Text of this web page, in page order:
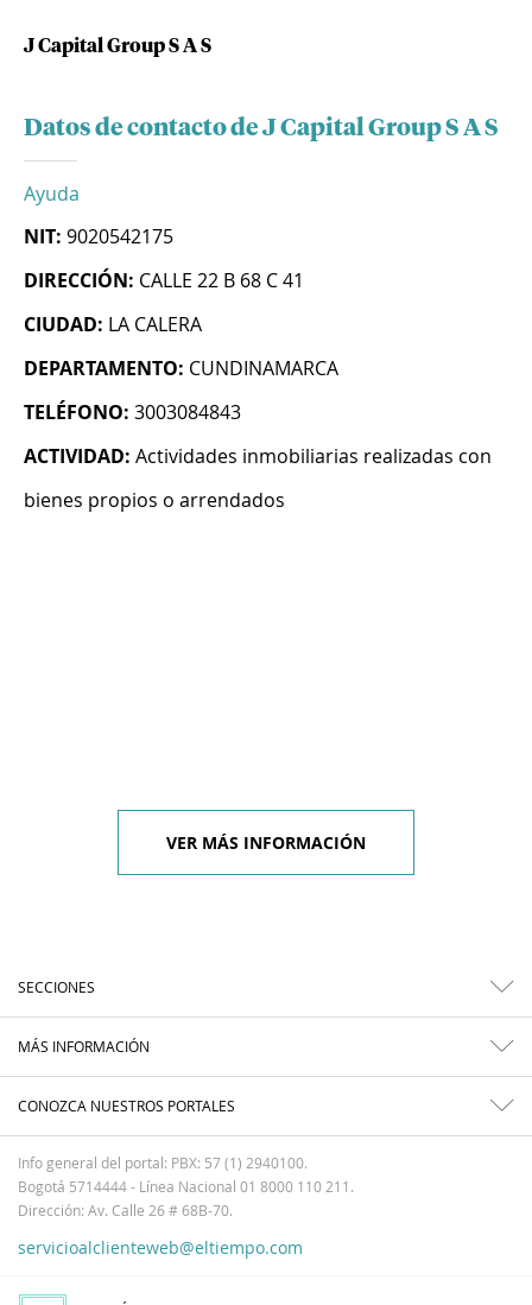
J Capital Group S A S
Datos de contacto de J Capital Group S A S
Ayuda
NIT: 9020542175
DIRECCIÓN: CALLE 22 B 68 C 41
CIUDAD: LA CALERA
DEPARTAMENTO: CUNDINAMARCA
TELÉFONO: 3003084843
ACTIVIDAD: Actividades inmobiliarias realizadas con
bienes propios o arrendados
VER MÁS INFORMACIÓN
SECCIONES
MÁS INFORMACIÓN
CONOZCA NUESTROS PORTALES
Info general del portal: PBX: 57 (1) 2940100.
Bogotá 5714444 - Línea Nacional 01 8000 110 211.
Dirección: Av. Calle 26 # 68B-70.
servicioalclienteweb@eltiempo.com